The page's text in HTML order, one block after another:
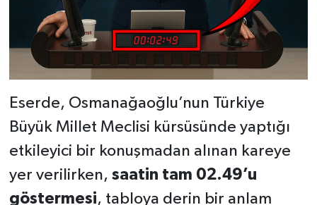
Eserde, Osmanağaoğlu’nun Türkiye
Büyük Millet Meclisi kürsüsünde yaptığı
etkileyici bir konuşmadan alınan kareye
yer verilirken, saatin tam 02.49’u
göstermesi, tabloya derin bir anlam